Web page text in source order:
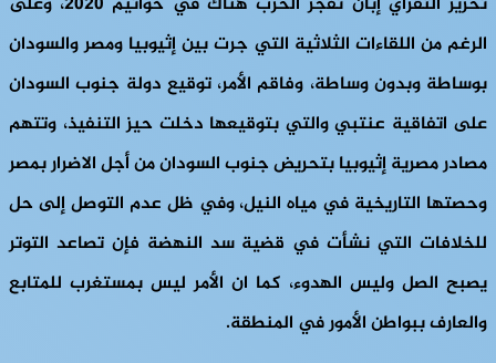
الرغم من اللقاءات الثلاثية التي جرت بين إثيوبيا ومصر والسودان
بوساطة وبدون وساطة، وفاقم الأمر، توقيع دولة جنوب السودان
على اتفاقية عنتبي والتي بتوقيعها دخلت حيز التنفيذ، وتتهم
مصادر مصرية إثيوبيا بتحريض جنوب السودان من أجل الاضرار بمصر
وحصتها التاريخية في مياه النيل، وفي ظل عدم التوصل إلى حل
للخلافات التي نشأت في قضية سد النهضة فإن تصاعد التوتر
يصبح الصل وليس الهدوء، كما ان الأمر ليس بمستغرب للمتابع
والعارف ببواطن الأمور في المنطقة.